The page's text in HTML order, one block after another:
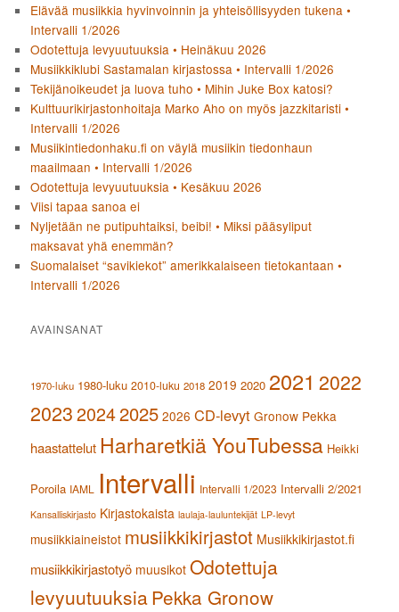
Elävää musiikkia hyvinvoinnin ja yhteisöllisyyden tukena •
Intervalli 1/2026
Odotettuja levyuutuuksia • Heinäkuu 2026
Musiikkiklubi Sastamalan kirjastossa • Intervalli 1/2026
Tekijänoikeudet ja luova tuho • Mihin Juke Box katosi?
Kulttuurikirjastonhoitaja Marko Aho on myös jazzkitaristi •
Intervalli 1/2026
Musiikintiedonhaku.fi on väylä musiikin tiedonhaun
maailmaan • Intervalli 1/2026
Odotettuja levyuutuuksia • Kesäkuu 2026
Viisi tapaa sanoa ei
Nyljetään ne putipuhtaiksi, beibi! • Miksi pääsyliput
maksavat yhä enemmän?
Suomalaiset “savikiekot” amerikkalaiseen tietokantaan •
Intervalli 1/2026
AVAINSANAT
1970-luku 1980-luku 2010-luku 2018 2019 2020 2021 2022
202320242025 2026 CD-levyt Gronow Pekka
haastattelut Harharetkiä YouTubessa Heikki
Poroila IAML Intervalli Intervalli 1/2023 Intervalli 2/2021
Kansalliskirjasto Kirjastokaista laulaja-lauluntekijät LP-levyt
musiikkiaineistot musiikkikirjastot Musiikkikirjastot.fi
musiikkikirjastotyö muusikot Odotettuja
levyuutuuksiaPekka Gronow